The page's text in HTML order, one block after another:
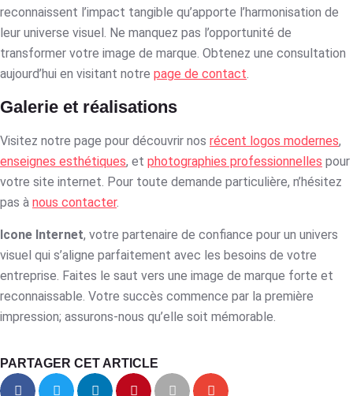
reconnaissent l’impact tangible qu’apporte l’harmonisation de
leur universe visuel. Ne manquez pas l’opportunité de
transformer votre image de marque. Obtenez une consultation
aujourd’hui en visitant notre page de contact.
Galerie et réalisations
Visitez notre page pour découvrir nos récent logos modernes,
enseignes esthétiques, et photographies professionnelles pour
votre site internet. Pour toute demande particulière, n’hésitez
pas à nous contacter.
Icone Internet, votre partenaire de confiance pour un univers
visuel qui s’aligne parfaitement avec les besoins de votre
entreprise. Faites le saut vers une image de marque forte et
reconnaissable. Votre succès commence par la première
impression; assurons-nous qu’elle soit mémorable.
PARTAGER CET ARTICLE